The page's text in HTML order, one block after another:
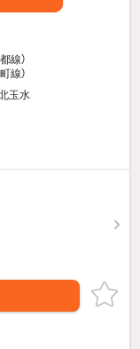
線）
線）
玉水